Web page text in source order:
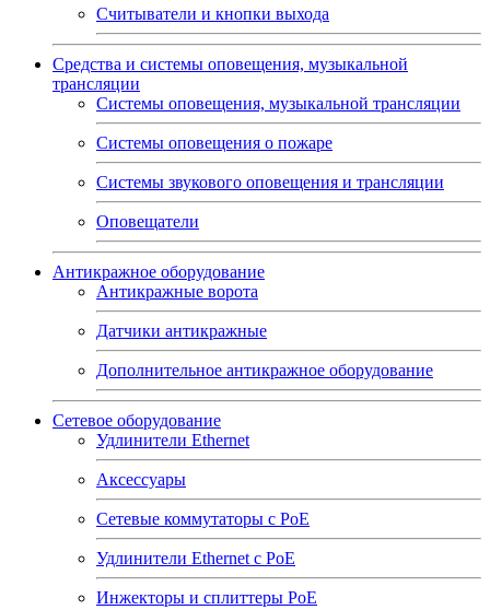
Считыватели и кнопки выхода
Средства и системы оповещения, музыкальной
трансляции
Системы оповещения, музыкальной трансляции
Системы оповещения о пожаре
Системы звукового оповещения и трансляции
Оповещатели
Антикражное оборудование
Антикражные ворота
Датчики антикражные
Дополнительное антикражное оборудование
Сетевое оборудование
Удлинители Ethernet
Аксессуары
Сетевые коммутаторы с РоЕ
Удлинители Ethernet с PoE
Инжекторы и сплиттеры РоЕ